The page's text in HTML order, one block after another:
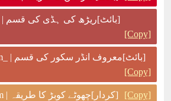
[بائٹ]ریڑھ کی ہڈی کی قسم | by-video-classroom
[Copy]
[بائٹ]معروف انڈر سکور کی قسم | _by_video_classroom
[Copy]
[کردار]چھوٹے کوبڑ کا طریقہ | w_videoClassroom [Copy]